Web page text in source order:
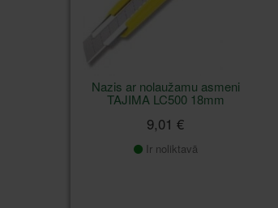
Nazis ar nolaužamu asmeni
TAJIMA LC500 18mm
9,01 €
Ir noliktavā